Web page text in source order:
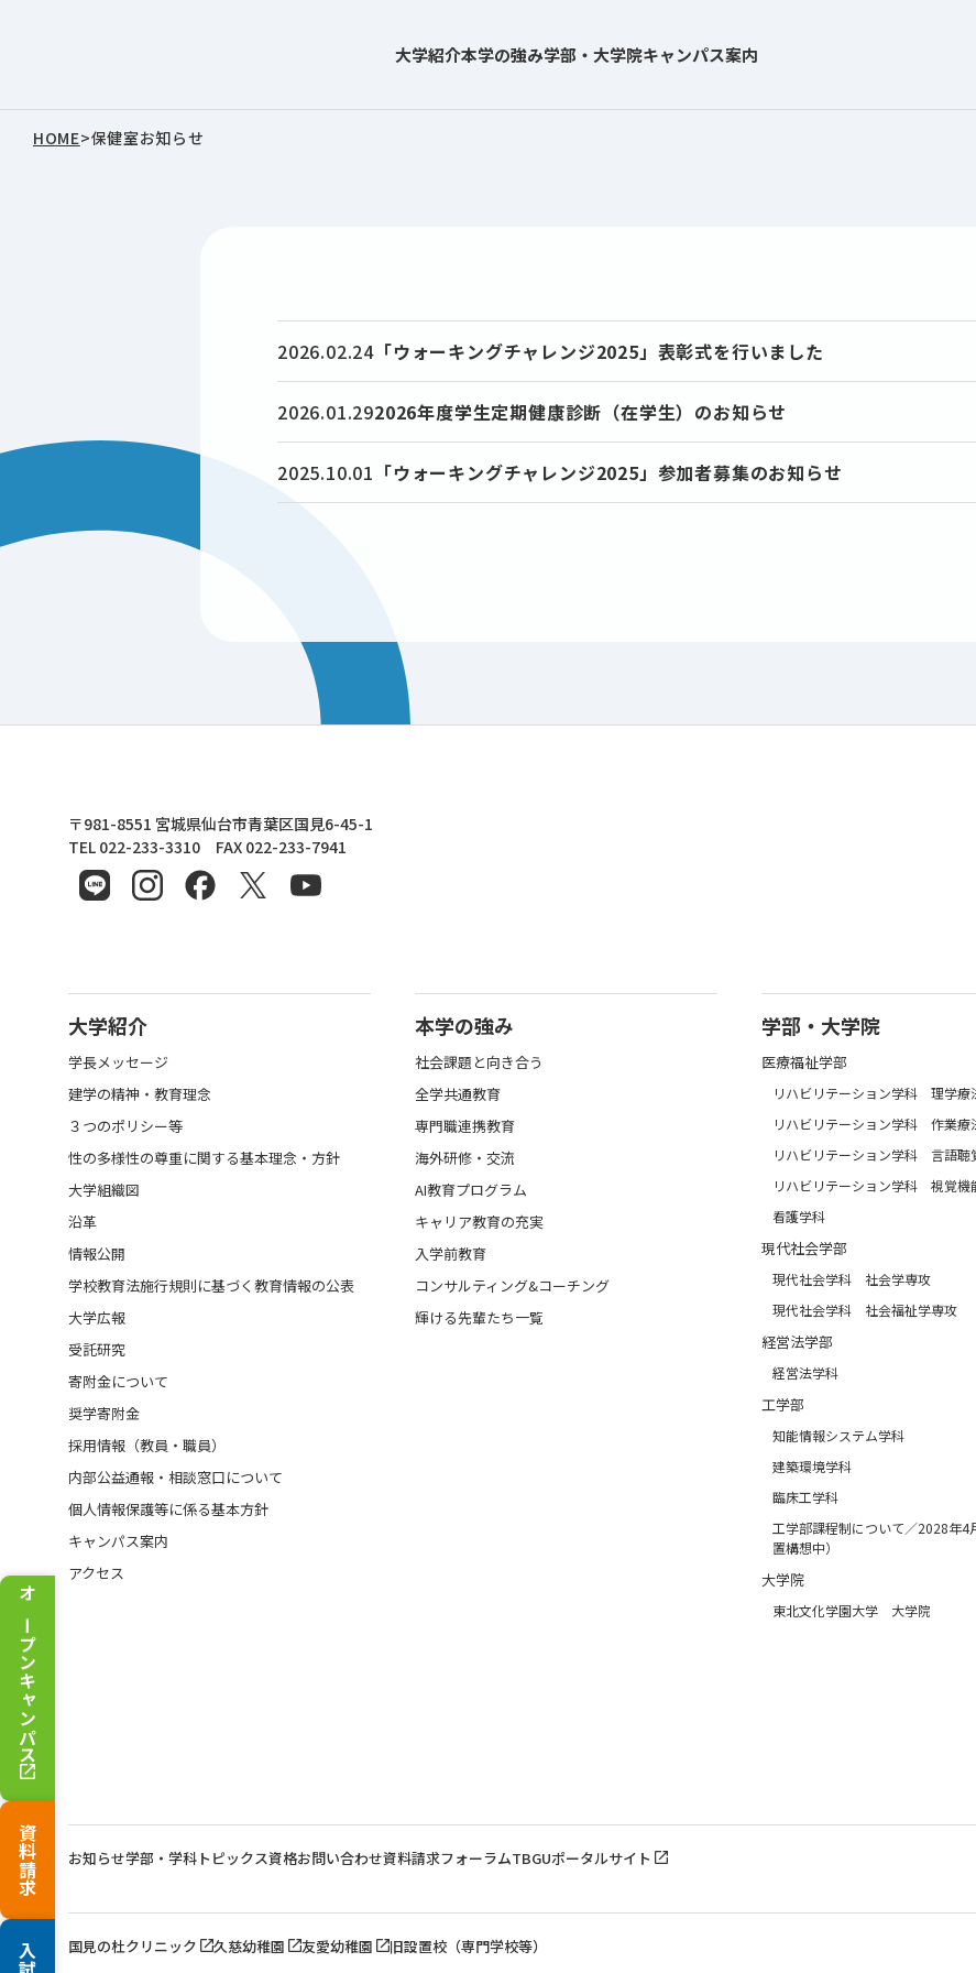
オープンキャンパス
資料請求
大学紹介本学の強み学部・大学院キャンパス案内
HOME>保健室お知らせ
2026.02.24 「ウォーキングチャレンジ2025」表彰式を行いました
2026.01.292026年度学生定期健康診断（在学生）のお知らせ
2025.10.01 「ウォーキングチャレンジ2025」参加者募集のお知らせ
東北文化学園大学
〒981-8551 宮城県仙台市青葉区国見6-45-1
TEL 022-233-3310 FAX 022-233-7941
大学紹介
学長メッセージ
建学の精神・教育理念
３つのポリシー等
性の多様性の尊重に関する基本理念・方針
大学組織図
沿革
情報公開
学校教育法施行規則に基づく教育情報の公表
大学広報
受託研究
寄附金について
奨学寄附金
採用情報（教員・職員）
内部公益通報・相談窓口について
個人情報保護等に係る基本方針
キャンパス案内
アクセス
本学の強み
社会課題と向き合う
全学共通教育
専門職連携教育
海外研修・交流
AI教育プログラム
キャリア教育の充実
入学前教育
コンサルティング&コーチング
輝ける先輩たち一覧
学部・大学院
医療福祉学部
リハビリテーション学科 理学療
リハビリテーション学科 作業療
リハビリテーション学科 言語聴
リハビリテーション学科 視覚機
看護学科
現代社会学部
現代社会学科 社会学専攻
現代社会学科 社会福祉学専攻
経営法学部
経営法学科
工学部
知能情報システム学科
建築環境学科
臨床工学科
工学部課程制について／2028年4
置構想中）
大学院
東北文化学園大学 大学院
お知らせ学部・学科トピックス資格お問い合わせ資料請求フォーラムTBGUポータルサイト
国見の杜クリニック 久慈幼稚園 友愛幼稚園 旧設置校（専門学校等）